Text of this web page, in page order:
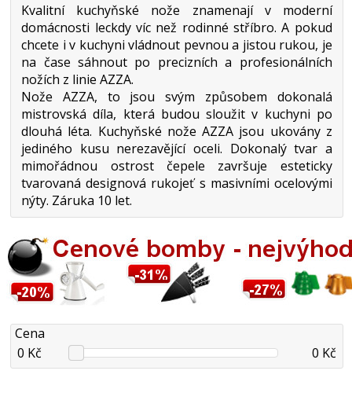
Kvalitní kuchyňské nože znamenají v moderní
domácnosti leckdy víc než rodinné stříbro. A pokud
chcete i v kuchyni vládnout pevnou a jistou rukou, je
na čase sáhnout po precizních a profesionálních
nožích z linie AZZA.
Nože AZZA, to jsou svým způsobem dokonalá
mistrovská díla, která budou sloužit v kuchyni po
dlouhá léta. Kuchyňské nože AZZA jsou ukovány z
jediného kusu nerezavějící oceli. Dokonalý tvar a
mimořádnou ostrost čepele završuje esteticky
tvarovaná designová rukojeť s masivními ocelovými
nýty. Záruka 10 let.
Cena
0 Kč
0 Kč